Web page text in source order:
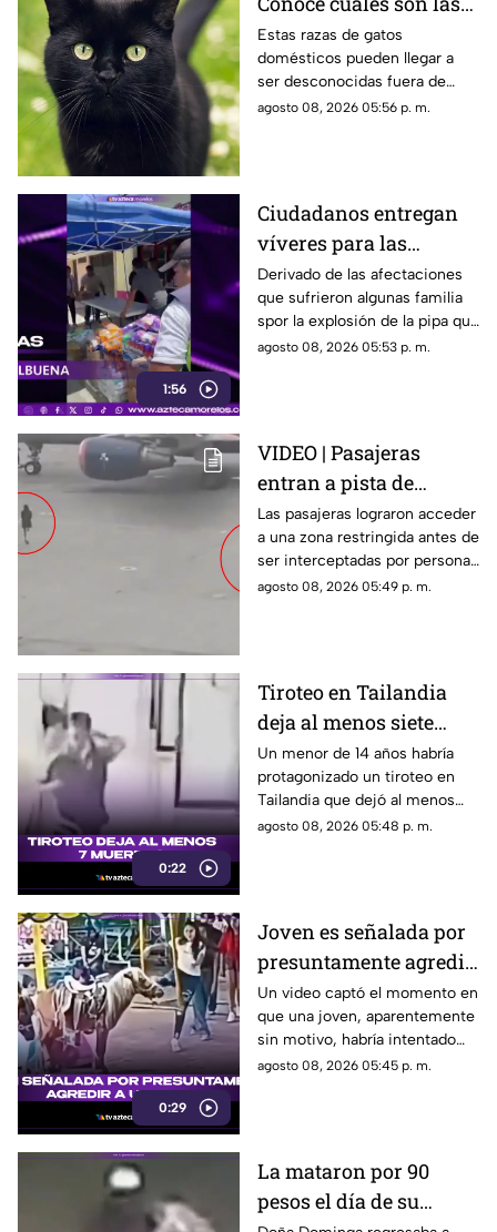
cinco razas más raras
de gatos domésticos en
todo el mundo
Estas razas de gatos
domésticos pueden llegar a
ser desconocidas fuera de
círculos especializados, y
agosto 08, 2026 05:56 p. m.
1:56
Ciudadanos entregan
víveres para las
familias afectadas por
la explosión de pipa en
Cuernavaca
Derivado de las afectaciones
que sufrieron algunas familia
spor la explosión de la pipa que
transportaba gas LP,
agosto 08, 2026 05:53 p. m.
VIDEO | Pasajeras
entran a pista de
aeropuerto tras perder
su vuelo; autoridades
logran detenerlas
Las pasajeras lograron acceder
a una zona restringida antes de
ser interceptadas por personal
del aeropuerto.
agosto 08, 2026 05:49 p. m.
0:22
Tiroteo en Tailandia
deja al menos siete
muertos
Un menor de 14 años habría
protagonizado un tiroteo en
Tailandia que dejó al menos
siete personas muertas, entre
agosto 08, 2026 05:48 p. m.
0:29
Joven es señalada por
presuntamente agredir
a un pony en feria de
Pueblo Mágico
Un video captó el momento en
que una joven, aparentemente
sin motivo, habría intentado
agredir a un pequeño pony.
agosto 08, 2026 05:45 p. m.
La mataron por 90
pesos el día de su